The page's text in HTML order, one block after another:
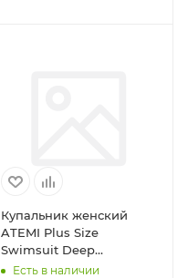
Купальник женский
ATEMI Plus Size
Swimsuit Deep
однопредметный
Есть в наличии